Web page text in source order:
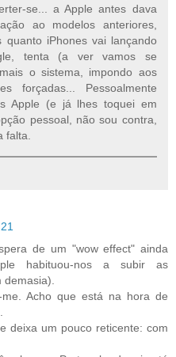
se... a Apple antes dava
ao modelos anteriores,
iPhones vai lançando
tenta (a ver vamos se
o sistema, impondo aos
forçadas... Pessoalmente
Apple (e já lhes toquei em
pessoal, não sou contra,
falta.
de um "wow effect" ainda
habituou-nos a subir as
me. Acho que está na hora de
deixa um pouco reticente: com